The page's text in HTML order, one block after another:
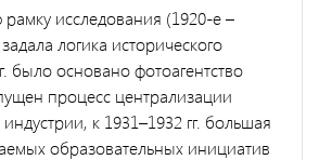
исследования (1920-е –
логика исторического
было основано фотоагентство
процесс централизации
к 1931–1932 гг. большая
образовательных инициатив